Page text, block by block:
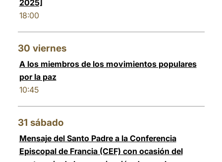
2025]
18:00
30 viernes
A los miembros de los movimientos populares
por la paz
10:45
31 sábado
Mensaje del Santo Padre a la Conferencia
Episcopal de Francia (CEF) con ocasión del